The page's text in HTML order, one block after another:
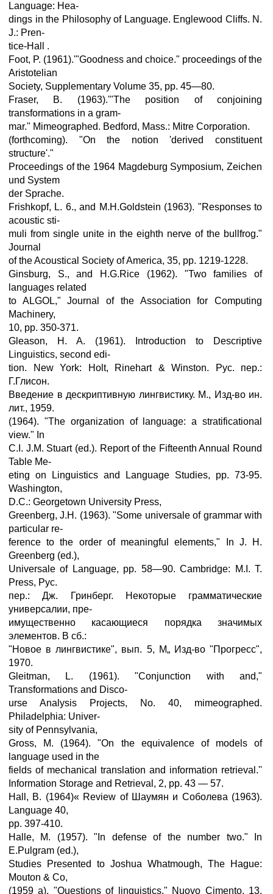
Language: Hea-
dings in the Philosophy of Language. Englewood Cliffs. N.
J.: Pren-
tice-Hall .
Foot, P. (1961).'"Goodness and choice." proceedings of the
Aristotelian
Society, Supplementary Volume 35, pp. 45—80.
Fraser, B. (1963).'"The position of conjoining
transformations in a gram-
mar." Mimeographed. Bedford, Mass.: Mitre Corporation.
(forthcoming). "On the notion 'derived constituent
structure'."
Proceedings of the 1964 Magdeburg Symposium, Zeichen
und System
der Sprache.
Frishkopf, L. 6., and M.H.Goldstein (1963). "Responses to
acoustic sti-
muli from single unite in the eighth nerve of the bullfrog."
Journal
of the Acoustical Society of America, 35, pp. 1219-1228.
Ginsburg, S., and H.G.Rice (1962). "Two families of
languages related
to ALGOL," Journal of the Association for Computing
Machinery,
10, pp. 350-371.
Gleason, H. A. (1961). Introduction to Descriptive
Linguistics, second edi-
tion. New York: Holt, Rinehart & Winston. Рус. пер.:
Г.Глисон.
Введение в дескриптивную лингвистику. М., Изд-во ин.
лит., 1959.
(1964). "The organization of language: a stratificational
view." In
C.I. J.M. Stuart (ed.). Report of the Fifteenth Annual Round
Table Me-
eting on Linguistics and Language Studies, pp. 73-95.
Washington,
D.C.: Georgetown University Press,
Greenberg, J.H. (1963). "Some universale of grammar with
particular re-
ference to the order of meaningful elements," In J. H.
Greenberg (ed.),
Universale of Language, pp. 58—90. Cambridge: M.I. T.
Press, Рус.
пер.: Дж. Гринберг. Некоторые грамматические
универсалии, пре-
имущественно касающиеся порядка значимых
элементов. В сб.:
"Новое в лингвистике", вып. 5, М„ Изд-во "Прогресс",
1970.
Gleitman, L. (1961). "Conjunction with and,"
Transformations and Disco-
urse Analysis Projects, No. 40, mimeographed.
Philadelphia: Univer-
sity of Pennsylvania,
Gross, M. (1964). "On the equivalence of models of
language used in the
fields of mechanical translation and information retrieval.''
Information Storage and Retrieval, 2, pp. 43 — 57.
Hall, B. (1964)« Review of Шаумян и Соболева (1963).
Language 40,
pp. 397-410.
Halle, M. (1957). "In defense of the number two." In
E.Pulgram (ed.),
Studies Presented to Joshua Whatmough, The Hague:
Mouton & Co,
(1959 a), "Questions of linguistics." Nuovo Cimento, 13,